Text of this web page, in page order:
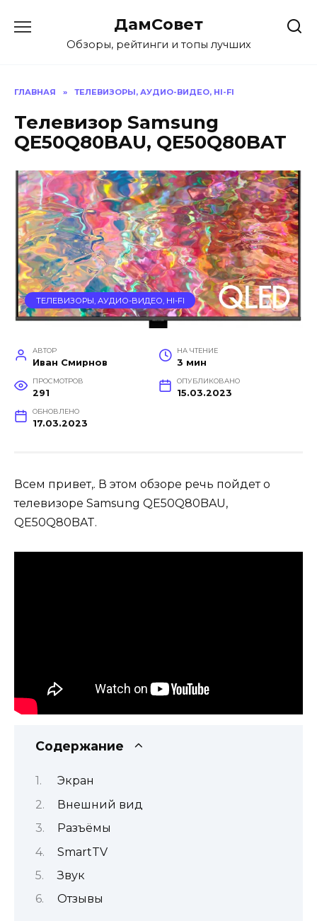
содержанию
ДамСовет
Обзоры, рейтинги и топы лучших
ГЛАВНАЯ » ТЕЛЕВИЗОРЫ, АУДИО-ВИДЕО, HI-FI
Телевизор Samsung
QE50Q80BAU, QE50Q80BAT
ТЕЛЕВИЗОРЫ, АУДИО-ВИДЕО, HI-FI
АВТОР
Иван Смирнов
НА ЧТЕНИЕ
3 мин
ПРОСМОТРОВ
291
ОПУБЛИКОВАНО
15.03.2023
ОБНОВЛЕНО
17.03.2023
Всем привет,. В этом обзоре речь пойдет о
телевизоре Samsung QE50Q80BAU,
QE50Q80BAT.
Содержание
Экран
Внешний вид
Разъёмы
SmartTV
Звук
Отзывы